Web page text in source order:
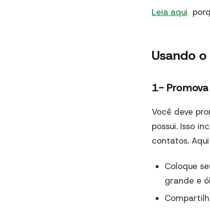
Leia aqui
Usando
1- Promova
Você deve
possui. Isso
contatos.
Coloque
grande e